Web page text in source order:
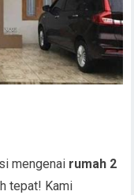
mengenai rumah 2
tepat! Kami